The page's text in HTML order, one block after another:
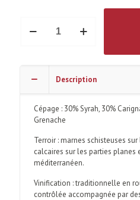
Description
Cépage : 30% Syrah, 30%
Grenache
Terroir : marnes schisteuses
calcaires sur les parties planes
méditerranéen.
Vinification : traditionnelle en
contrôlée accompagnée par